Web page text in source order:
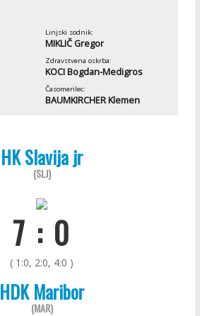
Linjski sodnik:
MIKLIČ Gregor
Zdravstvena oskrba:
KOCI Bogdan-Medigros
Časomerilec:
BAUMKIRCHER Klemen
HK Slavija jr
(SLJ)
7 : 0
( 1:0, 2:0, 4:0 )
HDK Maribor
(MAR)